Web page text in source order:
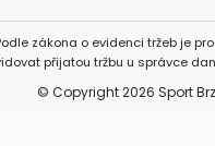
zákona o evidenci tržeb je
přijatou tržbu u správce
© Copyright 2026 Sport